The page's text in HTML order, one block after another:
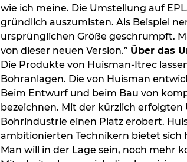
wie ich meine. Die Umstellung auf
gründlich auszumisten. Als Beispiel
ursprünglichen Größe geschrumpft.
von dieser neuen Version.” Über das
Die Produkte von Huisman-Itrec
Bohranlagen. Die von Huisman
Beim Entwurf und beim Bau von
bezeichnen. Mit der kürzlich
Bohrindustrie einen Platz erobert.
ambitionierten Technikern bietet sich
Man will in der Lage sein, noch mehr